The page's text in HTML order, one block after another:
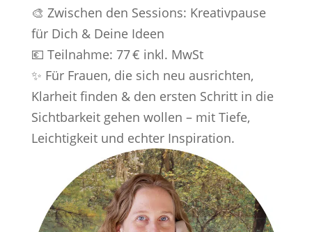
🎨 Zwischen den Sessions: Kreativpause
für Dich & Deine Ideen
💶 Teilnahme: 77 € inkl. MwSt
✨ Für Frauen, die sich neu ausrichten,
Klarheit finden & den ersten Schritt in die
Sichtbarkeit gehen wollen – mit Tiefe,
Leichtigkeit und echter Inspiration.